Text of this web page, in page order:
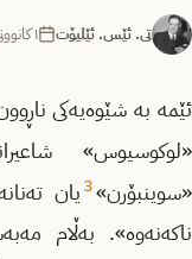
تی. ئێس. ئێلیۆت ١ کانوونی یەکەم ٢٠٢١
ئێمە بە شێوەیەکی
«لوکوسیوس»
«سوینبۆرن»3یان
ناکەنەوە». بەڵام